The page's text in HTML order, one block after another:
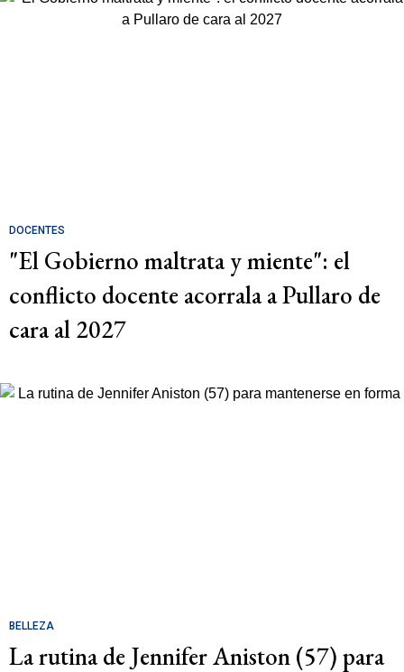
DOCENTES
"El Gobierno maltrata y miente": el
conflicto docente acorrala a Pullaro de
cara al 2027
BELLEZA
La rutina de Jennifer Aniston (57) para